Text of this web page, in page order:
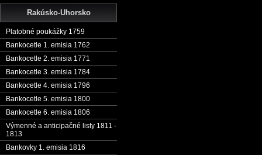
Rakúsko-Uhorsko
Platobné poukážky 1759
Bankocetle 1. emisia 1762
Bankocetle 2. emisia 1771
Bankocetle 3. emisia 1784
Bankocetle 4. emisia 1796
Bankocetle 5. emisia 1800
Bankocetle 6. emisia 1806
Výmenné a anticipačné listy 1811 -
1813
Bankovky 1. emisia 1816